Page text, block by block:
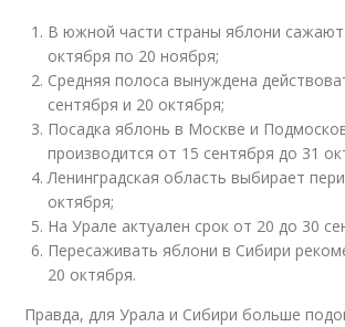
В южной части страны яблони
октября по 20 ноября;
Средняя полоса вынуждена
сентября и 20 октября;
Посадка яблонь в Москве и
производится от 15 сентября до 31
Ленинградская область выбирает
октября;
На Урале актуален срок от 20 до 30
Пересаживать яблони в Сибири
20 октября.
Правда, для Урала и Сибири больше